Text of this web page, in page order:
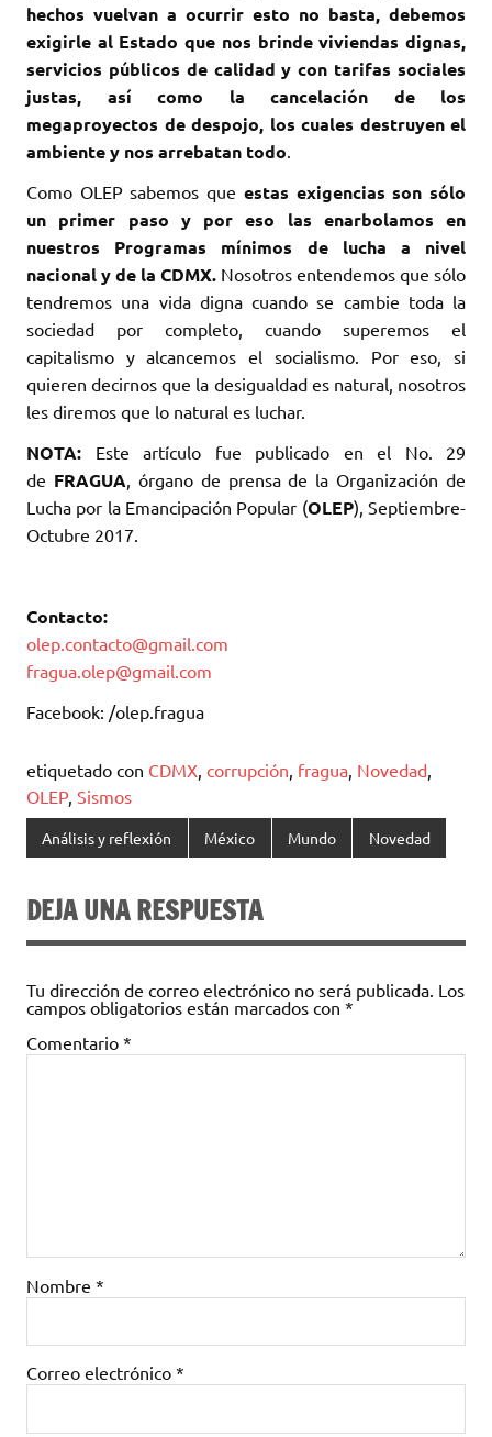
hechos vuelvan a ocurrir esto no basta, debemos
exigirle al Estado que nos brinde viviendas dignas,
servicios públicos de calidad y con tarifas sociales
justas, así como la cancelación de los
megaproyectos de despojo, los cuales destruyen el
ambiente y nos arrebatan todo.
Como OLEP sabemos que estas exigencias son sólo
un primer paso y por eso las enarbolamos en
nuestros Programas mínimos de lucha a nivel
nacional y de la CDMX. Nosotros entendemos que sólo
tendremos una vida digna cuando se cambie toda la
sociedad por completo, cuando superemos el
capitalismo y alcancemos el socialismo. Por eso, si
quieren decirnos que la desigualdad es natural, nosotros
les diremos que lo natural es luchar.
NOTA: Este artículo fue publicado en el No. 29
de FRAGUA, órgano de prensa de la Organización de
Lucha por la Emancipación Popular (OLEP), Septiembre-
Octubre 2017.
Contacto:
olep.contacto@gmail.com
fragua.olep@gmail.com
Facebook: /olep.fragua
etiquetado con CDMX, corrupción, fragua, Novedad,
OLEP, Sismos
Análisis y reflexión México Mundo Novedad
DEJA UNA RESPUESTA
Tu dirección de correo electrónico no será publicada. Los
campos obligatorios están marcados con *
Comentario *
Nombre *
Correo electrónico *